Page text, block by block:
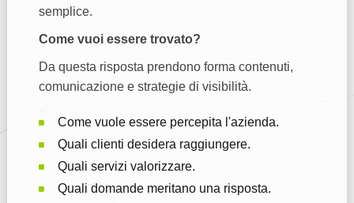
semplice.
Come vuoi essere trovato?
Da questa risposta prendono forma contenuti,
comunicazione e strategie di visibilità.
Come vuole essere percepita l'azienda.
Quali clienti desidera raggiungere.
Quali servizi valorizzare.
Quali domande meritano una risposta.